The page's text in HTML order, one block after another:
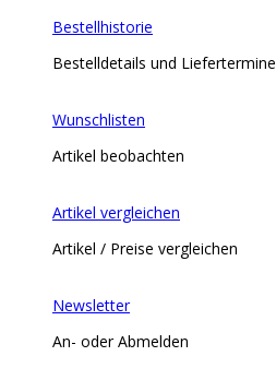
Bestellhistorie
Bestelldetails und Liefertermine
Wunschlisten
Artikel beobachten
Artikel vergleichen
Artikel / Preise vergleichen
Newsletter
An- oder Abmelden